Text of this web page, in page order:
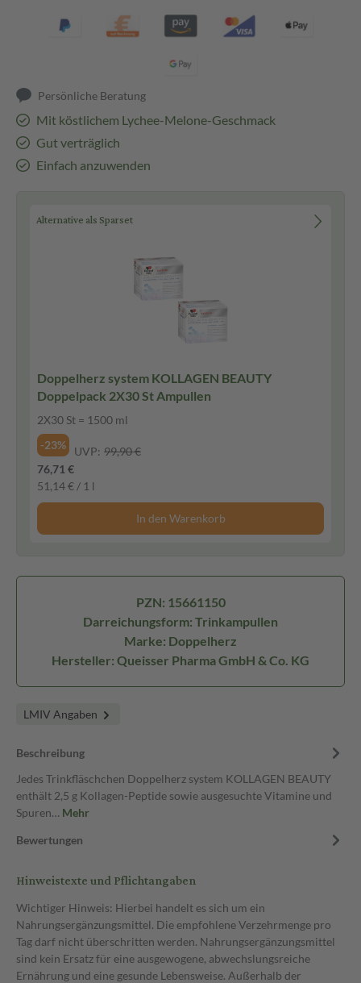
Persönliche Beratung
Mit köstlichem Lychee-Melone-Geschmack
Gut verträglich
Einfach anzuwenden
Alternative als Sparset
Doppelherz system KOLLAGEN BEAUTY
Doppelpack 2X30 St Ampullen
2X30 St = 1500 ml
-23%
UVP: 99,90 €
76,71 €
51,14 € / 1 l
In den Warenkorb
PZN: 15661150
Darreichungsform: Trinkampullen
Marke: Doppelherz
Hersteller: Queisser Pharma GmbH & Co. KG
LMIV Angaben
Beschreibung
Jedes Trinkfläschchen Doppelherz system KOLLAGEN BEAUTY
enthält 2,5 g Kollagen-Peptide sowie ausgesuchte Vitamine und
Spuren… Mehr
Bewertungen
Hinweistexte und Pflichtangaben
Wichtiger Hinweis: Hierbei handelt es sich um ein
Nahrungsergänzungsmittel. Die empfohlene Verzehrmenge pro
Tag darf nicht überschritten werden. Nahrungsergänzungsmittel
sind kein Ersatz für eine ausgewogene, abwechslungsreiche
Ernährung und eine gesunde Lebensweise. Außerhalb der